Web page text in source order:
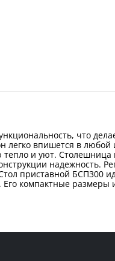
что
впишется в любой
тепло и уют.
надежность.
приставной БСП300
компактные размеры